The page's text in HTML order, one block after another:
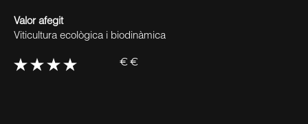
Valor afegit
Viticultura ecològica i biodinàmica
€€